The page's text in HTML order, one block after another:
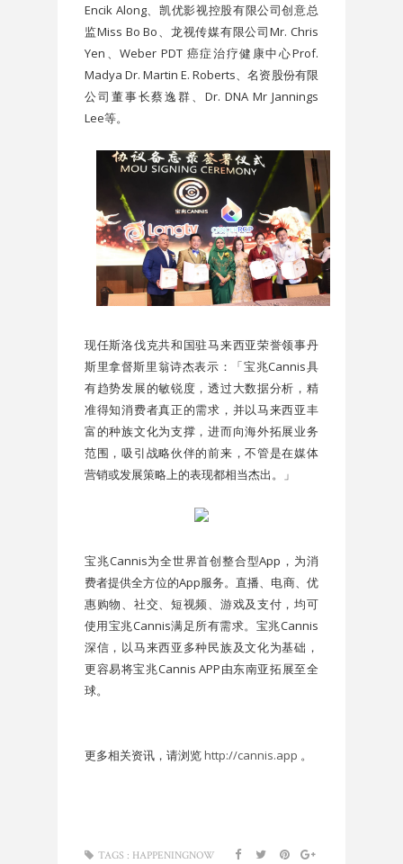
Encik Along、凯优影视控股有限公司创意总
监Miss Bo Bo、龙视传媒有限公司Mr. Chris
Yen、Weber PDT 癌症治疗健康中心Prof.
Madya Dr. Martin E. Roberts、名资股份有限
公司董事长蔡逸群、Dr. DNA Mr Jannings
Lee等。
现任斯洛伐克共和国驻马来西亚荣誉领事丹
斯里拿督斯里翁诗杰表示：「宝兆Cannis具
有趋势发展的敏锐度，透过大数据分析，精
准得知消费者真正的需求，并以马来西亚丰
富的种族文化为支撑，进而向海外拓展业务
范围，吸引战略伙伴的前来，不管是在媒体
营销或发展策略上的表现都相当杰出。」
宝兆Cannis为全世界首创整合型App，为消
费者提供全方位的App服务。直播、电商、优
惠购物、社交、短视频、游戏及支付，均可
使用宝兆Cannis满足所有需求。宝兆Cannis
深信，以马来西亚多种民族及文化为基础，
更容易将宝兆Cannis APP由东南亚拓展至全
球。
更多相关资讯，请浏览http://cannis.app 。
TAGS : HAPPENINGNOW